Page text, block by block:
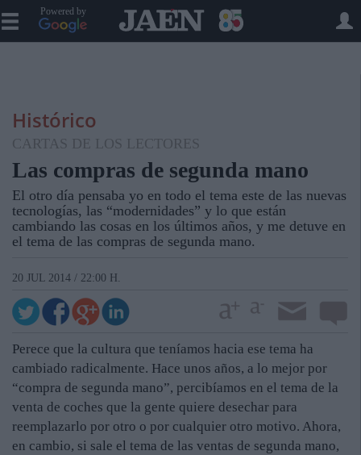
Powered by
Histórico
CARTAS DE LOS LECTORES
Las compras de segunda mano
El otro día pensaba yo en todo el tema este de las nuevas
tecnologías, las “modernidades” y lo que están
cambiando las cosas en los últimos años, y me detuve en
el tema de las compras de segunda mano.
20 JUL 2014 / 22:00 H.
Perece que la cultura que teníamos hacia ese tema ha
cambiado radicalmente. Hace unos años, a lo mejor por
“compra de segunda mano”, percibíamos en el tema de la
venta de coches que la gente quiere desechar para
reemplazarlo por otro o por cualquier otro motivo. Ahora,
en cambio, si sale el tema de las ventas de segunda mano,